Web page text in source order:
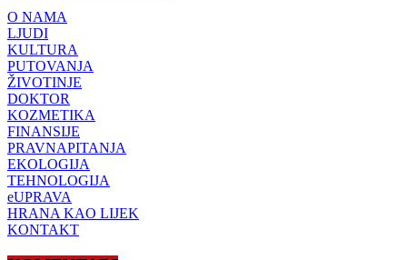
O NAMA
LJUDI
KULTURA
PUTOVANJA
ŽIVOTINJE
DOKTOR
KOZMETIKA
FINANSIJE
PRAVNAPITANJA
EKOLOGIJA
TEHNOLOGIJA
eUPRAVA
HRANA KAO LIJEK
KONTAKT